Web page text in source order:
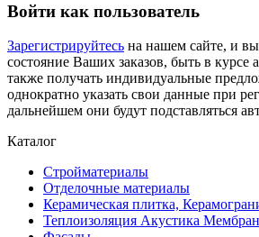
Войти как пользователь
Зарегистрируйтесь на нашем сайте, и
состояние Ваших заказов, быть в курсе
также получать индивидуальные
однократно указать свои данные при
дальнейшем они будут подставляться
Каталог
Стройматериалы
Отделочные материалы
Керамическая плитка,
Теплоизоляция Акустика